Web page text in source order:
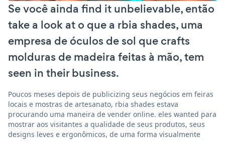
Se você ainda find it unbelievable, então
take a look at o que a rbia shades, uma
empresa de óculos de sol que crafts
molduras de madeira feitas à mão, tem
seen in their business.
Poucos meses depois de publicizing seus negócios em feiras
locais e mostras de artesanato, rbia shades estava
procurando uma maneira de vender online. eles wanted para
mostrar aos visitantes a qualidade de seus produtos, seus
designs leves e ergonômicos, de uma forma visualmente